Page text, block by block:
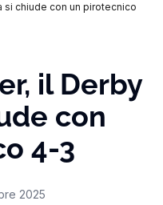
si chiude con un pirotecnico
il Derby
con
4-3
2025